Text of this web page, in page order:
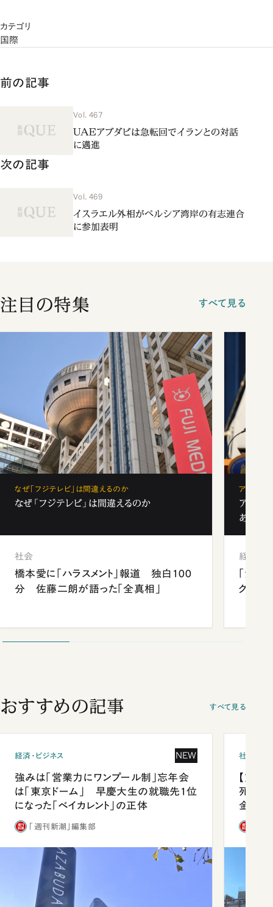
カテゴリ
国際
前の記事
Vol. 467
UAEアブダビは急転回でイランとの対話
に邁進
次の記事
Vol. 469
イスラエル外相がペルシア湾岸の有志連合
に参加表明
注目の特集 すべて見る
なぜ「フジテレビ」は間違えるのか
なぜ「フジテレビ」は間違えるのか
社会
橋本愛に「ハラスメント」報道 独白100
分 佐藤二朗が語った「全真相」
アベノミ
アベノ
あるか
経済・
「消
グマン
おすすめの記事 すべて見る
経済・ビジネス NEW
強みは「営業力にワンプール制」忘年会
は「東京ドーム」 早慶大生の就職先1位
になった「ベイカレント」の正体
「週刊新潮」編集部
社会
【熊本
死を分
金」